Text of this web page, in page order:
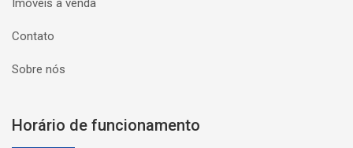
Imóveis à venda
Contato
Sobre nós
Horário de funcionamento